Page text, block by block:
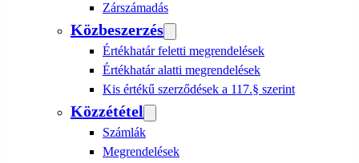
Zárszámadás
Közbeszerzés
Értékhatár feletti megrendelések
Értékhatár alatti megrendelések
Kis értékű szerződések a 117.§ szerint
Közzététel
Számlák
Megrendelések